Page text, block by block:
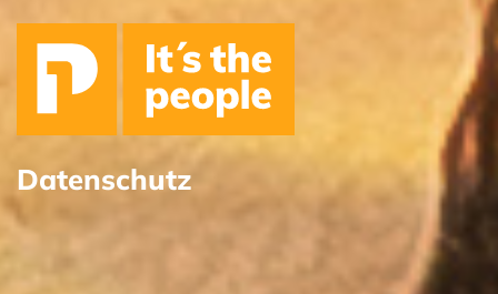
Datenschutz